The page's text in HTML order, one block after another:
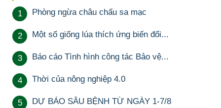
1 Phòng ngừa châu chấu sa mạc
2 Một số giống lúa thích ứng biến đổi...
3 Báo cáo Tình hình công tác Bảo vệ...
4 Thời của nông nghiệp 4.0
5 DỰ BÁO SÂU BỆNH TỪ NGÀY 1-7/8